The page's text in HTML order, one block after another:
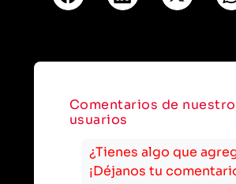
Comentarios de
usuarios
¿Tienes algo que
¡Déjanos tu